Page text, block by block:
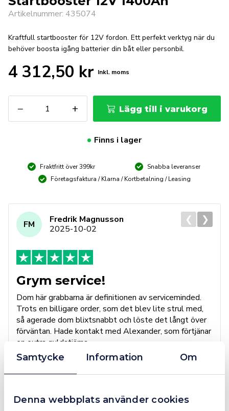
Samtycke Information Om
Denna webbplats använder cookies
Artikelnummer: 435074
Kraftfull startbooster för 12V fordon. Ett perfekt verktyg när du
behöver boosta igång batterier din båt eller personbil.
4 312,50 kr Inkl. moms
−
12V
1400Ah
+ Lägg till i varukorg
Finns i lager
Fraktfritt över 399kr
Snabba leveranser
Företagsfaktura / Klarna / Kortbetalning / Leasing
10 Reviews
FM
Fredrik Magnusson
2025-10-02
Grym service!
Dom här grabbarna är definitionen av serviceminded.
Trots en billigare order, som det blev lite strul med,
så agerade dom blixtsnabbt och löste det långt över
förväntan. Hade kontakt med Alexander, som förtjänar
en extra guldstjärna.
❮ ❯